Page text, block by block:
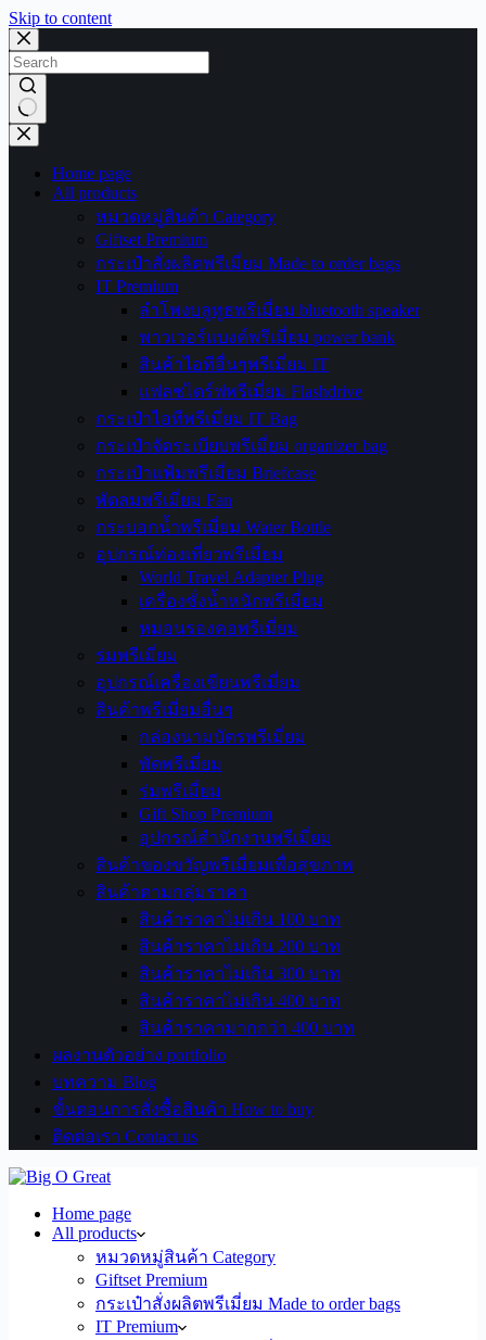
Skip to content
No
results
Home page
All products
หมวดหมู่สินค้า Category
Giftset Premium
กระเป๋าสั่งผลิตพรีเมี่ยม Made to order bags
IT Premium
ลำโพงบลูทูธพรีเมี่ยม bluetooth speaker
พาวเวอร์แบงค์พรีเมี่ยม power bank
สินค้าไอทีอื่นๆพรีเมี่ยม IT
แฟลชไดร์ฟพรีเมี่ยม Flashdrive
กระเป๋าไอทีพรีเมี่ยม IT Bag
กระเป๋าจัดระเบียบพรีเมี่ยม organizer bag
กระเป๋าแฟ้มพรีเมี่ยม Briefcase
พัดลมพรีเมี่ยม Fan
กระบอกน้ำพรีเมี่ยม Water Bottle
อุปกรณ์ท่องเที่ยวพรีเมี่ยม
World Travel Adapter Plug
เครื่องชั่งน้ำหนักพรีเมี่ยม
หมอนรองคอพรีเมี่ยม
ร่มพรีเมี่ยม
อุปกรณ์เครื่องเขียนพรีเมี่ยม
สินค้าพรีเมี่ยมอื่นๆ
กล่องนามบัตรพรีเมี่ยม
พัดพรีเมี่ยม
ร่มพรีเมี่ยม
Gift Shop Premium
อุปกรณ์สำนักงานพรีเมี่ยม
สินค้าของขวัญพรีเมี่ยมเพื่อสุขภาพ
สินค้าตามกลุ่มราคา
สินค้าราคาไม่เกิน 100 บาท
สินค้าราคาไม่เกิน 200 บาท
สินค้าราคาไม่เกิน 300 บาท
สินค้าราคาไม่เกิน 400 บาท
สินค้าราคามากกว่า 400 บาท
ผลงานตัวอย่าง portfolio
บทความ Blog
ขั้นตอนการสั่งซื้อสินค้า How to buy
ติดต่อเรา Contact us
Home page
All products
หมวดหมู่สินค้า Category
Giftset Premium
กระเป๋าสั่งผลิตพรีเมี่ยม Made to order bags
IT Premium